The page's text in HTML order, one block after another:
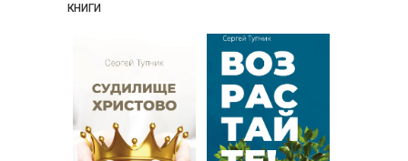
КНИГИ